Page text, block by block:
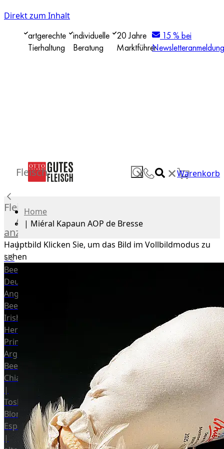
Direkt zum Inhalt
artgerechte
Tierhaltung
individuelle
Beratung
20 Jahre
Marktführer
15 % bei
Newsletteranmeldung
✕ ✕Warenkorb
Fleisch
Fleisch
Alle
anzeigen
Rind
US
Beef
Deutsches
Angus
Beef
Irish
Hereford
Prime
Argentina
Beef
Chianina
|
Toskana
Blonda
Espanola
|
Home
| Miéral Kapaun AOP de Bresse
Hauptbild Klicken Sie, um das Bild im Vollbildmodus zu
sehen